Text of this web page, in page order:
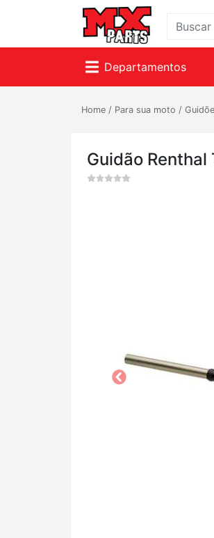
Departamentos
Home / Para sua moto /
Guidão